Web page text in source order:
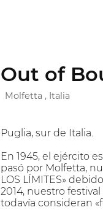
Out of
Molfetta , Italia
Puglia, sur de Italia.
En 1945, el ejército
pasó por Molfetta,
LOS LÍMITES»
2014, nuestro
todavía consideran